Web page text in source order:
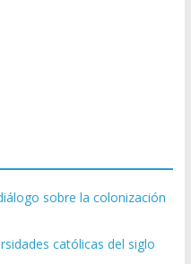
sobre la colonización
católicas del siglo